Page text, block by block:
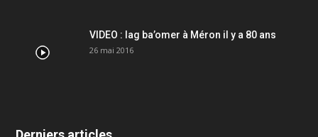
VIDEO : lag ba’omer à Méron il y a 80 ans
26 mai 2016